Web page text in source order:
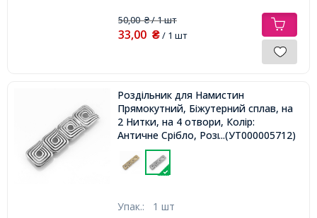
50,00₴/ 1 шт
33,00 ₴/ 1 шт
Роздільник для Намистин
Прямокутний, Біжутерний сплав, на
2 Нитки, на 4 отвори, Колір:
Античне Срібло, Розмір: 55х15х2мм,
Отвір: 1мм,
...(УТ000005712)
Упак.: 1 шт